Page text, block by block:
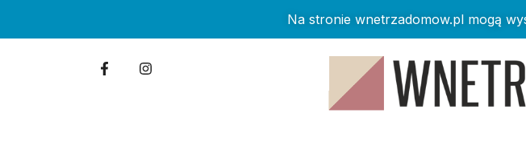
Na stronie wnetrzadomow.pl mogą